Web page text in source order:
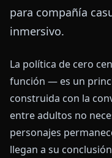
para compañía
inmersivo.
La política de cero
función — es un
construida con la
entre adultos no
personajes
llegan a su